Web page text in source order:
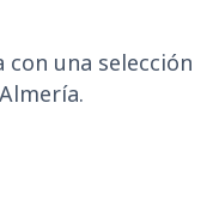
una selección